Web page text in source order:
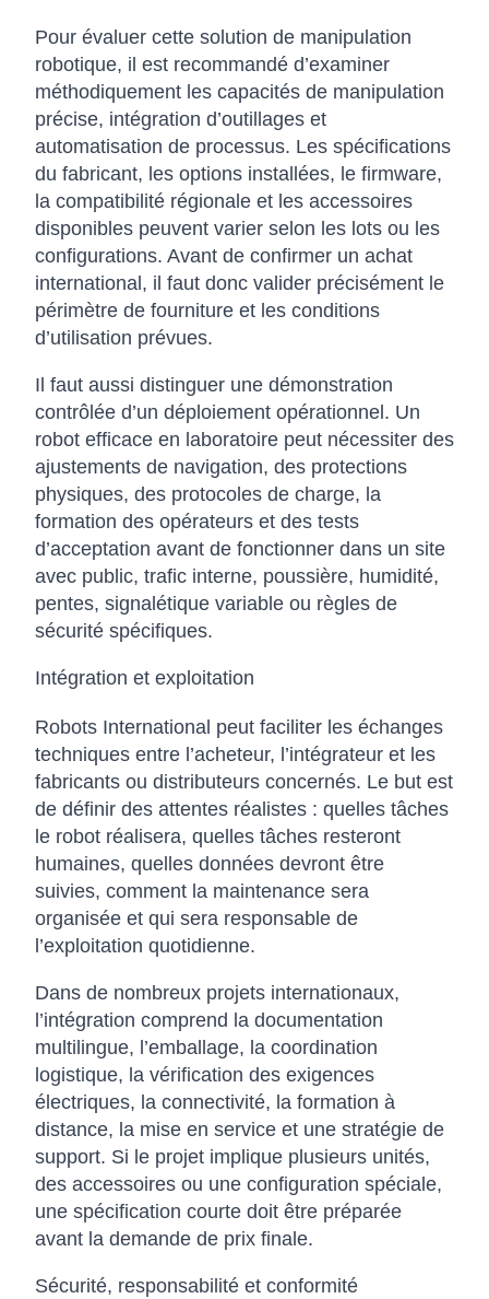
Pour évaluer cette solution de manipulation
robotique, il est recommandé d’examiner
méthodiquement les capacités de manipulation
précise, intégration d’outillages et
automatisation de processus. Les spécifications
du fabricant, les options installées, le firmware,
la compatibilité régionale et les accessoires
disponibles peuvent varier selon les lots ou les
configurations. Avant de confirmer un achat
international, il faut donc valider précisément le
périmètre de fourniture et les conditions
d’utilisation prévues.
Il faut aussi distinguer une démonstration
contrôlée d’un déploiement opérationnel. Un
robot efficace en laboratoire peut nécessiter des
ajustements de navigation, des protections
physiques, des protocoles de charge, la
formation des opérateurs et des tests
d’acceptation avant de fonctionner dans un site
avec public, trafic interne, poussière, humidité,
pentes, signalétique variable ou règles de
sécurité spécifiques.
Intégration et exploitation
Robots International peut faciliter les échanges
techniques entre l’acheteur, l’intégrateur et les
fabricants ou distributeurs concernés. Le but est
de définir des attentes réalistes : quelles tâches
le robot réalisera, quelles tâches resteront
humaines, quelles données devront être
suivies, comment la maintenance sera
organisée et qui sera responsable de
l’exploitation quotidienne.
Dans de nombreux projets internationaux,
l’intégration comprend la documentation
multilingue, l’emballage, la coordination
logistique, la vérification des exigences
électriques, la connectivité, la formation à
distance, la mise en service et une stratégie de
support. Si le projet implique plusieurs unités,
des accessoires ou une configuration spéciale,
une spécification courte doit être préparée
avant la demande de prix finale.
Sécurité, responsabilité et conformité